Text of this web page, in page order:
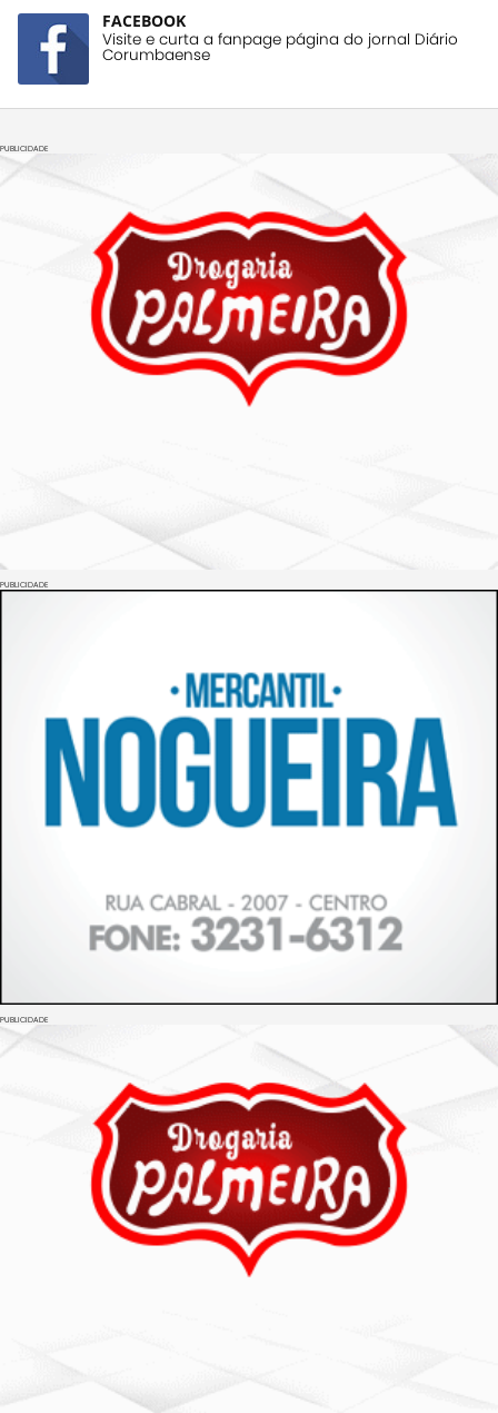
FACEBOOK
Visite e curta a fanpage página do jornal Diário
Corumbaense
PUBLICIDADE
PUBLICIDADE
PUBLICIDADE